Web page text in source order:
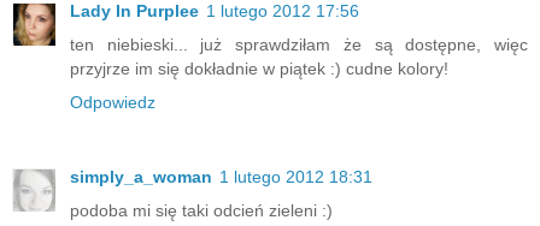
Lady In Purplee 1 lutego 2012 17:56
ten niebieski... już sprawdziłam że są dostępne, więc
przyjrze im się dokładnie w piątek :) cudne kolory!
Odpowiedz
simply_a_woman 1 lutego 2012 18:31
podoba mi się taki odcień zieleni :)